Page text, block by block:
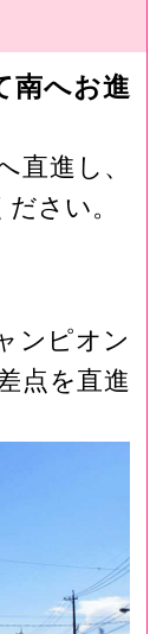
南へお進
直進し、
さい。
ンピオン
点を直進